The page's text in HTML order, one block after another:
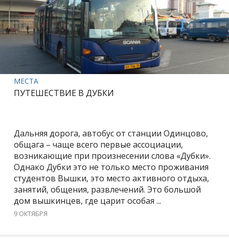
МЕСТА
ПУТЕШЕСТВИЕ В ДУБКИ
Дальняя дорога, автобус от станции Одинцово,
общага – чаще всего первые ассоциации,
возникающие при произнесении слова «Дубки».
Однако Дубки это не только место проживания
студентов Вышки, это место активного отдыха,
занятий, общения, развлечений. Это большой
дом вышкинцев, где царит особая ...
9 ОКТЯБРЯ